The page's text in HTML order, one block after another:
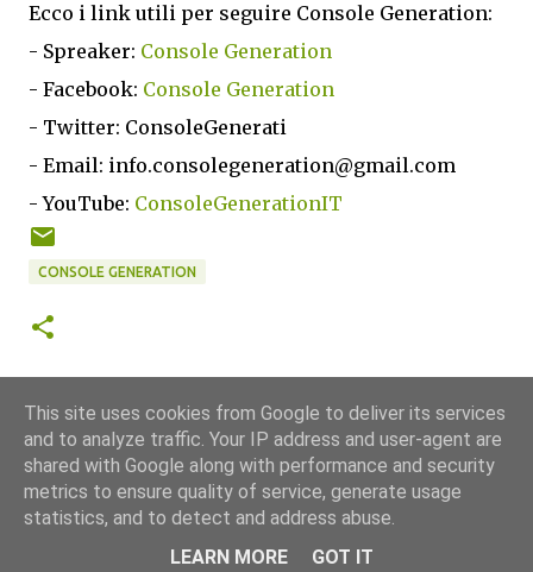
Ecco i link utili per seguire Console Generation:
- Spreaker: Console Generation
- Facebook: Console Generation
- Twitter: ConsoleGenerati
- Email: info.consolegeneration@gmail.com
- YouTube: ConsoleGenerationIT
CONSOLE GENERATION
Powered by Blogger
This site uses cookies from Google to deliver its services
and to analyze traffic. Your IP address and user-agent are
shared with Google along with performance and security
metrics to ensure quality of service, generate usage
statistics, and to detect and address abuse.
LEARN MORE
GOT IT